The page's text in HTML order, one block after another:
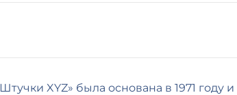
XYZ» была основана в 1971 году